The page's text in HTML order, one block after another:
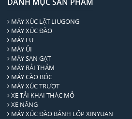
MÁY XÚC LẬT LIUGONG
MÁY XÚC ĐÀO
MÁY LU
MÁY ỦI
MÁY SAN GẠT
MÁY RẢI THẢM
MÁY CÀO BÓC
MÁY XÚC TRƯỢT
XE TẢI KHAI THÁC MỎ
XE NÂNG
MÁY XÚC ĐÀO BÁNH LỐP XINYUAN